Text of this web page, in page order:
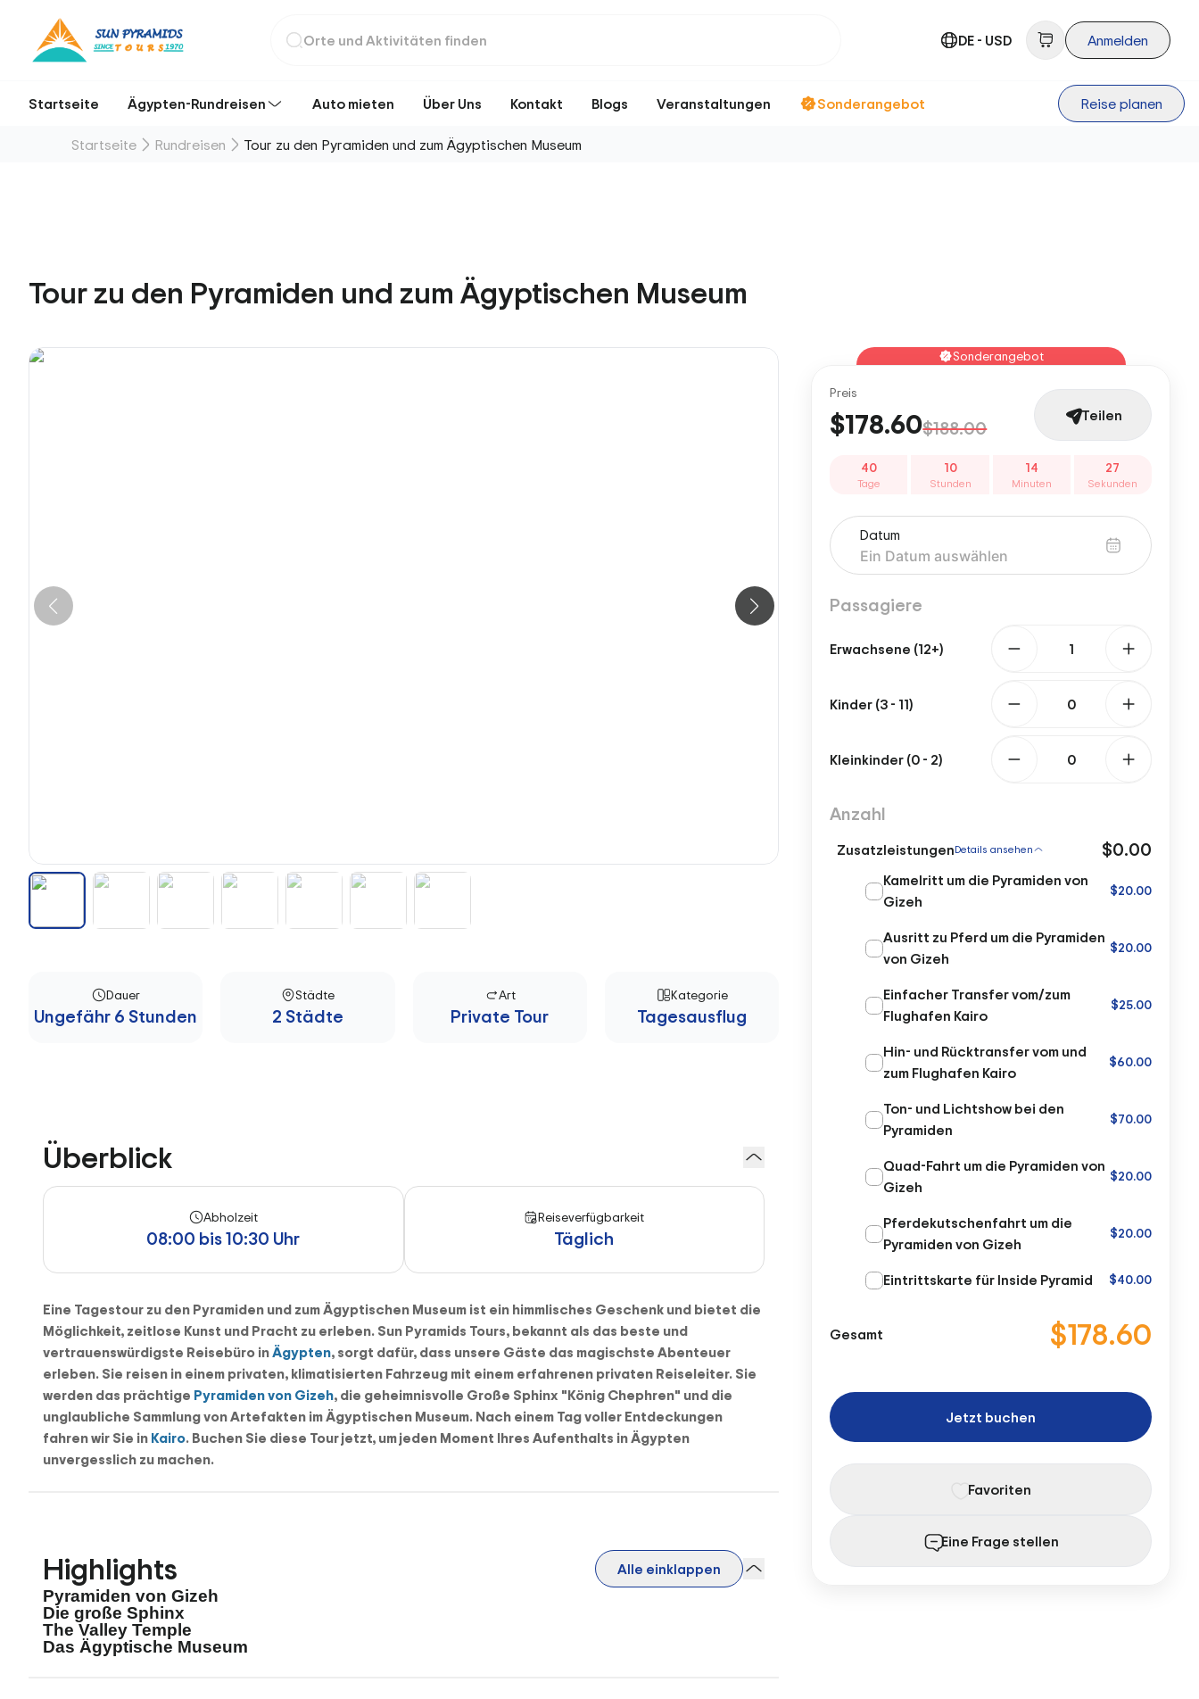
DE - USD Anmelden
Startseite Ägypten-Rundreisen Auto mieten Über Uns Kontakt Blogs Veranstaltungen Sonderangebot Reise planen
Startseite Rundreisen Tour zu den Pyramiden und zum Ägyptischen Museum
Tour zu den Pyramiden und zum Ägyptischen Museum
Dauer
Ungefähr 6 Stunden
Städte
2 Städte
Art
Private Tour
Kategorie
Tagesausflug
Überblick
Abholzeit
08:00 bis 10:30 Uhr
Reiseverfügbarkeit
Täglich
Eine Tagestour zu den Pyramiden und zum Ägyptischen Museum ist ein himmlisches Geschenk und bietet die
Möglichkeit, zeitlose Kunst und Pracht zu erleben.Sun Pyramids Tours, bekannt als das beste und
vertrauenswürdigste Reisebüro inÄgypten, sorgt dafür, dass unsere Gäste das magischste Abenteuer
erleben. Sie reisen in einem privaten, klimatisierten Fahrzeug mit einem erfahrenen privaten Reiseleiter. Sie
werden das prächtige Pyramiden von Gizeh, die geheimnisvolle Große Sphinx "König Chephren" und die
unglaubliche Sammlung von Artefakten imÄgyptischen Museum. Nach einem Tag voller Entdeckungen
fahren wir Sie inKairo. Buchen Sie diese Tour jetzt, um jeden Moment Ihres Aufenthalts in Ägypten
unvergesslich zu machen.
Highlights Alle einklappen
Pyramiden von Gizeh
Die große Sphinx
The Valley Temple
Das Ägyptische Museum
Sonderangebot
Preis
$178.60$188.00
Teilen
40
Tage
10
Stunden
14
Minuten
28
Sekunden
Datum
Passagiere
Erwachsene (12+)
Kinder (3 - 11)
Kleinkinder (0 - 2)
Anzahl
ZusatzleistungenDetails ansehen $0.00
Kamelritt um die Pyramiden von
Gizeh
$20.00
Ausritt zu Pferd um die Pyramiden
von Gizeh
$20.00
Einfacher Transfer vom/zum
Flughafen Kairo
$25.00
Hin- und Rücktransfer vom und
zum Flughafen Kairo
$60.00
Ton- und Lichtshow bei den
Pyramiden
$70.00
Quad-Fahrt um die Pyramiden von
Gizeh
$20.00
Pferdekutschenfahrt um die
Pyramiden von Gizeh
$20.00
Eintrittskarte für Inside Pyramid $40.00
Gesamt $178.60
Jetzt buchen
Favoriten
Eine Frage stellen